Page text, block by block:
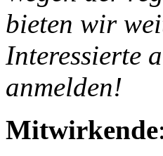
bieten wir
Interessierte
anmelden!
Mitwirkende: